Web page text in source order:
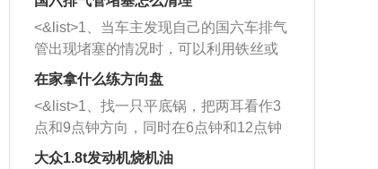
也是为了更好的开拓市场。
<&list>1、当车主发现自己的国六车排气
管出现堵塞的情况时，可以利用铁丝或
者是细棍，直接将杂物给取出来，如果
堵塞情况比较严重，也可以采取应急措
施。 <&list>2、直接利用木棍将所有的
杂物推到排气管里面的位置处，然后将
三元催化器拆解开，就可以将堵塞的东
在家拿什么练方向盘
<&list>1、找一只平底锅，把两耳看作3
点和9点钟方向，同时在6点钟和12点钟
方向做一个标记。 <&list>2、双手握住
大众1.8t发动机烧机油